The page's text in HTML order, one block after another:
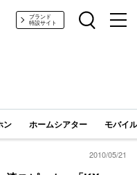
ェットブランド
特設サイト
ン ホームシアター モバイ
2010/05/21